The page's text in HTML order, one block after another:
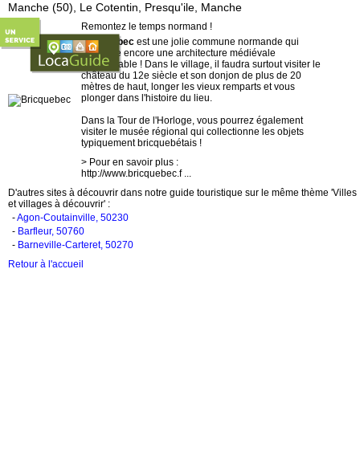
Manche (50), Le Cotentin, Presqu'ile, Manche
Remontez le temps normand !
Bricquebec est une jolie commune normande qui
conserve encore une architecture médiévale
remarquable ! Dans le village, il faudra surtout visiter le
château du 12e siècle et son donjon de plus de 20
mètres de haut, longer les vieux remparts et vous
plonger dans l'histoire du lieu.
Dans la Tour de l'Horloge, vous pourrez également
visiter le musée régional qui collectionne les objets
typiquement bricquebétais !
> Pour en savoir plus :
http://www.bricquebec.f ...
D'autres sites à découvrir dans notre guide touristique sur le même thème 'Villes
et villages à découvrir' :
-Agon-Coutainville, 50230
- Barfleur, 50760
- Barneville-Carteret, 50270
Retour à l'accueil